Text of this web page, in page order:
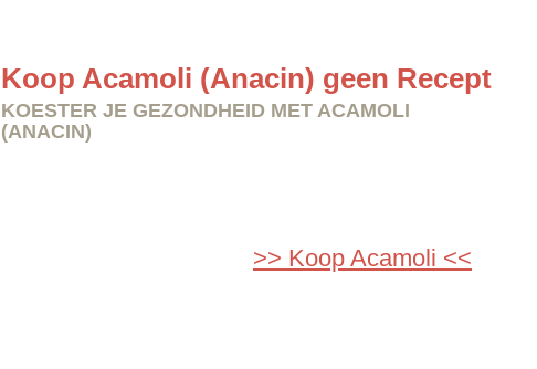
Koop Acamoli (Anacin) geen Recept
KOESTER JE GEZONDHEID MET ACAMOLI
(ANACIN)
>> Koop Acamoli <<